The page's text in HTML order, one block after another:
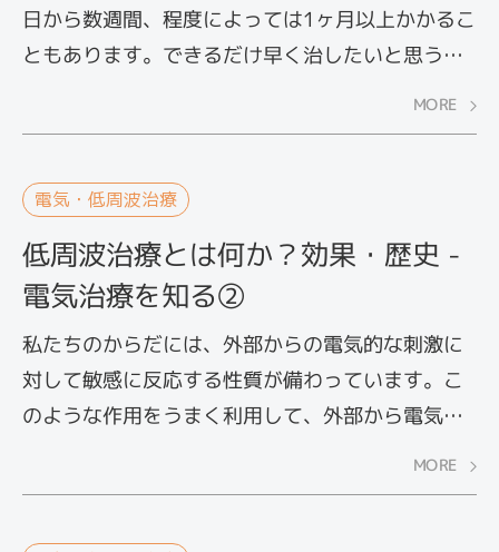
日から数週間、程度によっては1ヶ月以上かかるこ
ともあります。できるだけ早く治したいと思うの
法）、TENS（経皮的電気刺激療法）をご紹介しま
MORE
電気・低周波治療
低周波治療とは何か？効果・歴史 -
電気治療を知る②
私たちのからだには、外部からの電気的な刺激に
対して敏感に反応する性質が備わっています。こ
のような作用をうまく利用して、外部から電気を
MORE